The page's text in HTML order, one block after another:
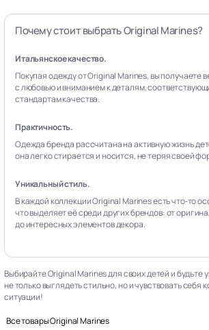
Почему стоит выбрать Original Marines?
Итальянское качество.
Покупая одежду от Original Marines, вы получаете
с любовью и вниманием к деталям,
стандартам качества.
Практичность.
Одежда бренда рассчитана на активную жизнь
она легко стирается и носится, не теряя своей
Уникальный стиль.
В каждой коллекции Original Marines есть что‑то
что выделяет её среди других брендов: от
до интересных элементов декора.
Выбирайте Original Marines для своих детей и будьте
не только выглядеть стильно, но и чувствовать себя
ситуации!
Все товары Original Marines